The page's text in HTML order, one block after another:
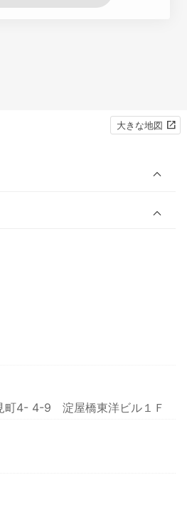
大きな地図
町4- 4-9 淀屋橋東洋ビル１Ｆ